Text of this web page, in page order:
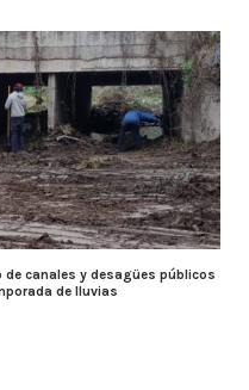
canales y desagües públicos
de lluvias